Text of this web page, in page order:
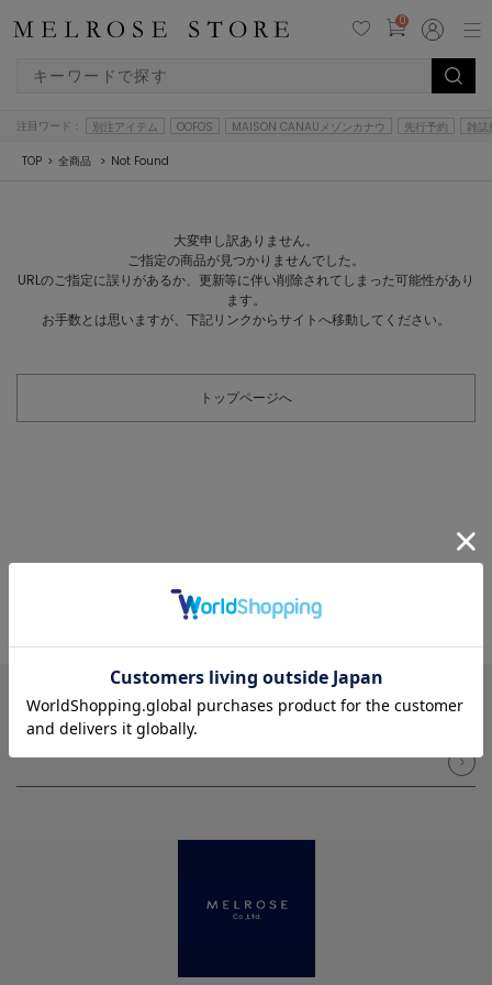
0
注目ワード： 別注アイテム OOFOS MAISON CANAUメゾンカナウ 先行予約 雑誌
TOP 全商品 Not Found
大変申し訳ありません。
ご指定の商品が見つかりませんでした。
URLのご指定に誤りがあるか、更新等に伴い削除されてしまった可能性があり
ます。
お手数とは思いますが、下記リンクからサイトへ移動してください。
トップページへ
NEWSLETTER メルマガ登録